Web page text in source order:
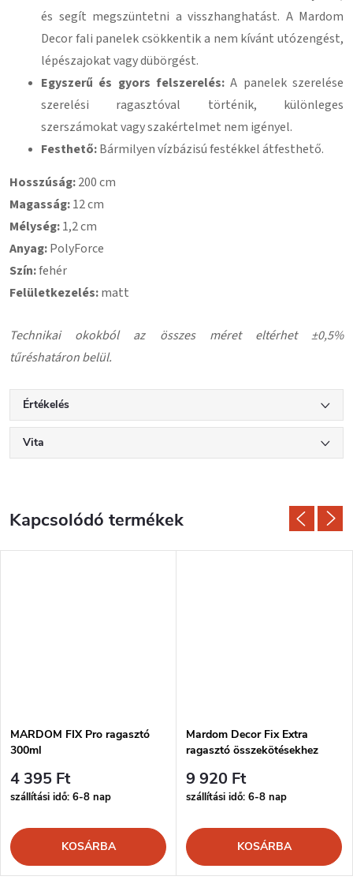
és segít megszüntetni a visszhanghatást. A Mardom
Decor fali panelek csökkentik a nem kívánt utózengést,
lépészajokat vagy dübörgést.
Egyszerű és gyors felszerelés: A panelek szerelése
szerelési ragasztóval történik, különleges
szerszámokat vagy szakértelmet nem igényel.
Festhető:Bármilyen vízbázisú festékkel átfesthető.
Hosszúság:200 cm
Magasság:12 cm
Mélység:1,2 cm
Anyag:PolyForce
Szín:fehér
Felületkezelés:matt
Technikai okokból az összes méret eltérhet ±0,5%
tűréshatáron belül.
Értékelés
Vita
Kapcsolódó termékek
MARDOM FIX Pro ragasztó
300ml
4 395 Ft
szállítási idő: 6-8 nap
KOSÁRBA
Mardom Decor Fix Extra
ragasztó összekötésekhez
9 920 Ft
szállítási idő: 6-8 nap
KOSÁRBA